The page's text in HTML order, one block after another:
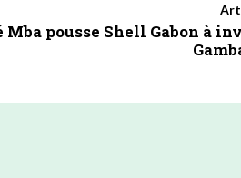
Mba pousse Shell Gabon à